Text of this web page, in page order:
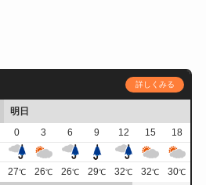
詳しくみる
明日
0 3 6 9 12 15
18
27℃ 26℃ 26℃ 29℃ 32℃ 32℃ 30℃